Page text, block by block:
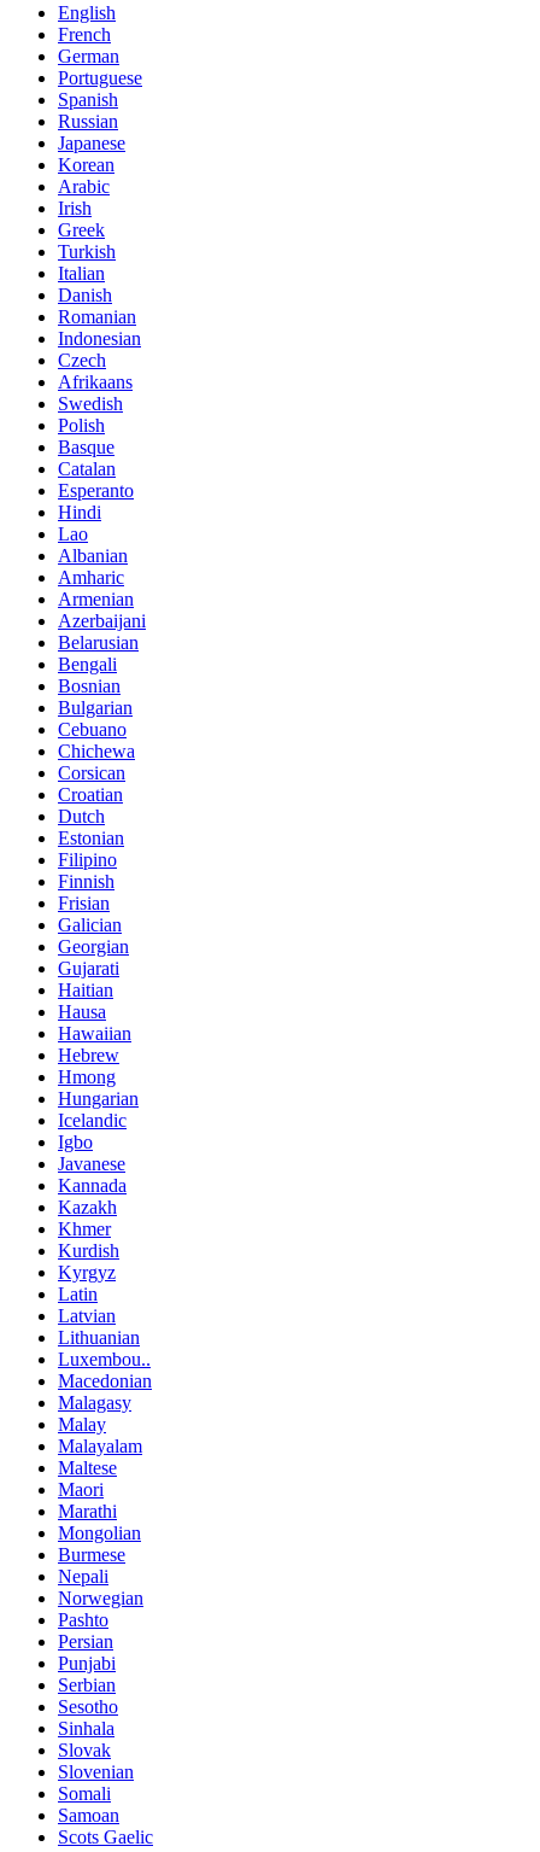
English
French
German
Portuguese
Spanish
Russian
Japanese
Korean
Arabic
Irish
Greek
Turkish
Italian
Danish
Romanian
Indonesian
Czech
Afrikaans
Swedish
Polish
Basque
Catalan
Esperanto
Hindi
Lao
Albanian
Amharic
Armenian
Azerbaijani
Belarusian
Bengali
Bosnian
Bulgarian
Cebuano
Chichewa
Corsican
Croatian
Dutch
Estonian
Filipino
Finnish
Frisian
Galician
Georgian
Gujarati
Haitian
Hausa
Hawaiian
Hebrew
Hmong
Hungarian
Icelandic
Igbo
Javanese
Kannada
Kazakh
Khmer
Kurdish
Kyrgyz
Latin
Latvian
Lithuanian
Luxembou..
Macedonian
Malagasy
Malay
Malayalam
Maltese
Maori
Marathi
Mongolian
Burmese
Nepali
Norwegian
Pashto
Persian
Punjabi
Serbian
Sesotho
Sinhala
Slovak
Slovenian
Somali
Samoan
Scots Gaelic